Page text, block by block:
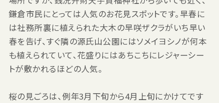
鎌倉市民にとっては人気のお花見スポットです。早春に
は社務所裏に植えられた大木の早咲ザクラがいち早い
春を告げ、すぐ隣の源氏山公園にはソメイヨシノが何本
も植えられていて、花盛りにはあちこちにレジャーシー
トが敷かれるほどの人気。
桜の見ごろは、例年3月下旬から4月上旬にかけてです